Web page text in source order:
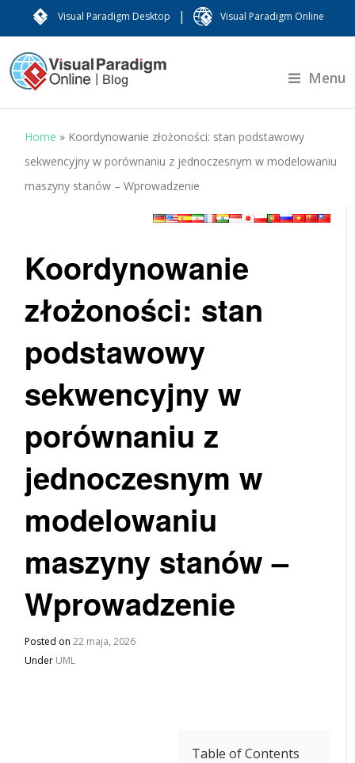
Visual Paradigm Desktop | Visual Paradigm Online
Menu
Home » Koordynowanie złożoności: stan podstawowy
sekwencyjny w porównaniu z jednoczesnym w modelowaniu
maszyny stanów – Wprowadzenie
Koordynowanie
złożoności: stan
podstawowy
sekwencyjny w
porównaniu z
jednoczesnym w
modelowaniu
maszyny stanów –
Wprowadzenie
Posted on22 maja, 2026
Under UML
Table of Contents